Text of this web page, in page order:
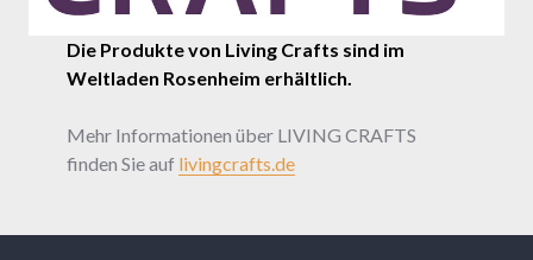
Die Produkte von Living Crafts sind im
Weltladen Rosenheim erhältlich.
Mehr Informationen über LIVING CRAFTS
finden Sie auf livingcrafts.de